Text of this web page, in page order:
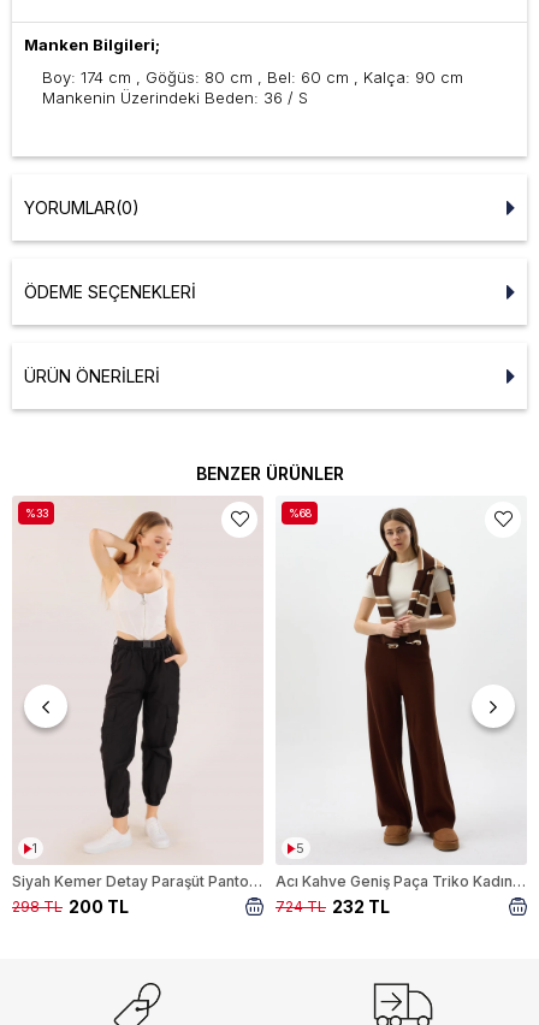
Manken Bilgileri;
Boy: 174 cm , Göğüs: 80 cm , Bel: 60 cm , Kalça: 90 cm
Mankenin Üzerindeki Beden: 36 / S
YORUMLAR(0)
ÖDEME SEÇENEKLERI
ÜRÜN ÖNERILERI
BENZER ÜRÜNLER
1
Siyah Kemer Detay Paraşüt Pantolon 5031
200 TL
298 TL
%33
5
Acı Kahve Geniş Paça Triko Kadın Pantolon 23274
232 TL
724 TL
%68